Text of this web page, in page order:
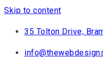
Skip to content
35 Tolton Drive,